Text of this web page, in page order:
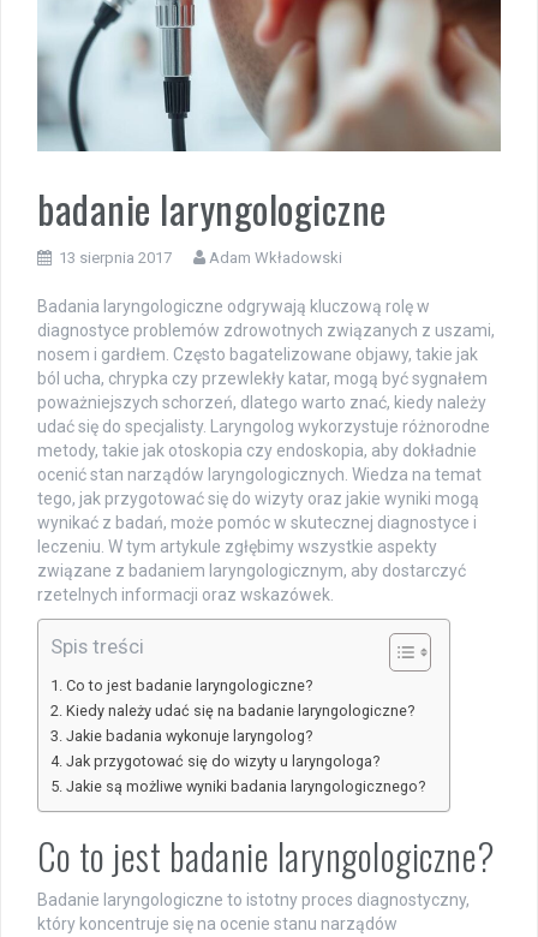
badanie laryngologiczne
13 sierpnia 2017 Adam Wkładowski
Badania laryngologiczne odgrywają kluczową rolę w
diagnostyce problemów zdrowotnych związanych z uszami,
nosem i gardłem. Często bagatelizowane objawy, takie jak
ból ucha, chrypka czy przewlekły katar, mogą być sygnałem
poważniejszych schorzeń, dlatego warto znać, kiedy należy
udać się do specjalisty. Laryngolog wykorzystuje różnorodne
metody, takie jak otoskopia czy endoskopia, aby dokładnie
ocenić stan narządów laryngologicznych. Wiedza na temat
tego, jak przygotować się do wizyty oraz jakie wyniki mogą
wynikać z badań, może pomóc w skutecznej diagnostyce i
leczeniu. W tym artykule zgłębimy wszystkie aspekty
związane z badaniem laryngologicznym, aby dostarczyć
rzetelnych informacji oraz wskazówek.
Spis treści
Co to jest badanie laryngologiczne?
Kiedy należy udać się na badanie laryngologiczne?
Jakie badania wykonuje laryngolog?
Jak przygotować się do wizyty u laryngologa?
Jakie są możliwe wyniki badania laryngologicznego?
Co to jest badanie laryngologiczne?
Badanie laryngologiczne to istotny proces diagnostyczny,
który koncentruje się na ocenie stanu narządów